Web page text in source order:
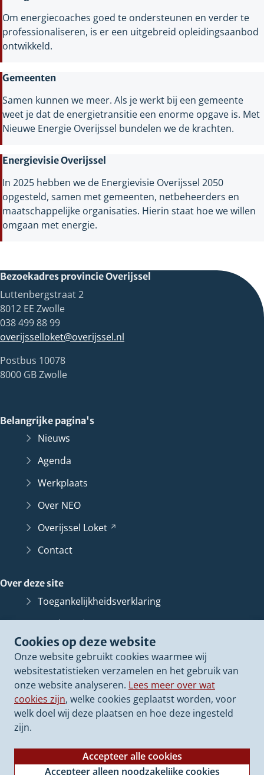
Cookies op deze website
Onze website gebruikt cookies waarmee wij
websitestatistieken verzamelen en het gebruik van
onze website analyseren. Lees meer over wat
cookies zijn, welke cookies geplaatst worden, voor
welk doel wij deze plaatsen en hoe deze ingesteld
zijn.
Accepteer alle cookies
Accepteer alleen noodzakelijke cookies
Om energiecoaches goed te ondersteunen en verder te
professionaliseren, is er een uitgebreid opleidingsaanbod
ontwikkeld.
Gemeenten
Samen kunnen we meer. Als je werkt bij een gemeente
weet je dat de energietransitie een enorme opgave is. Met
Nieuwe Energie Overijssel bundelen we de krachten.
Energievisie Overijssel
In 2025 hebben we de Energievisie Overijssel 2050
opgesteld, samen met gemeenten, netbeheerders en
maatschappelijke organisaties. Hierin staat hoe we willen
omgaan met energie.
Bezoekadres provincie Overijssel
Luttenbergstraat 2
8012 EE Zwolle
038 499 88 99
overijsselloket@overijssel.nl
Postbus 10078
8000 GB Zwolle
Belangrijke pagina's
Nieuws
Agenda
Werkplaats
Over NEO
Overijssel Loket
Contact
Over deze site
Toegankelijkheidsverklaring
Bescherming persoonsgegevens
Informatiebeveiliging
Proclaimer
Cookieverklaring
Archief van dezewebsite
(Verwijst
andere
website)